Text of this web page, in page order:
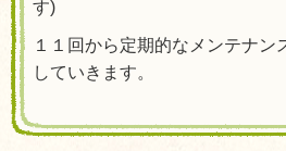
す)
１１回から定期的なメンテナン
していきます。